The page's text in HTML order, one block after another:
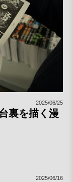
裏を描く漫
2025/06/25
2025/06/16